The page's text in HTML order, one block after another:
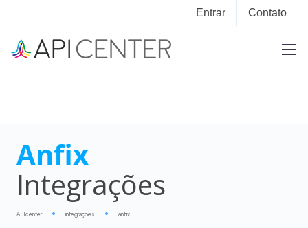
Entrar Contato
Anfix
Integrações
APIcenter integrações anfix